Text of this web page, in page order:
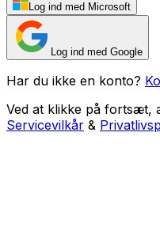
Log ind med Microsoft
Log ind med Google
Har du ikke en konto?
Ved at klikke på fortsæt,
Servicevilkår &